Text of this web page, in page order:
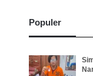
Populer